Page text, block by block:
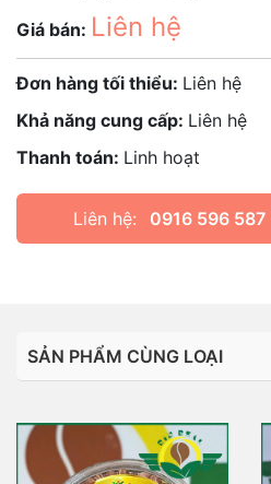
Giá bán: Liên hệ
Đơn hàng tối thiểu: Liên hệ
Khả năng cung cấp: Liên hệ
Thanh toán: Linh hoạt
Liên hệ: 0916 596 587
SẢN PHẨM CÙNG LOẠI